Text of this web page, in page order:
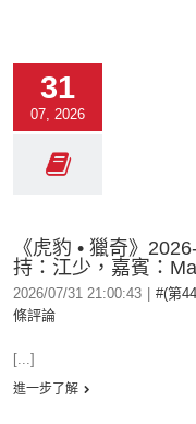
31
07, 2026
《虎豹 • 獵奇》
持：江少，嘉賓：
2026/07/31 21:00:43 #(第
條評論
[...]
進一步了解